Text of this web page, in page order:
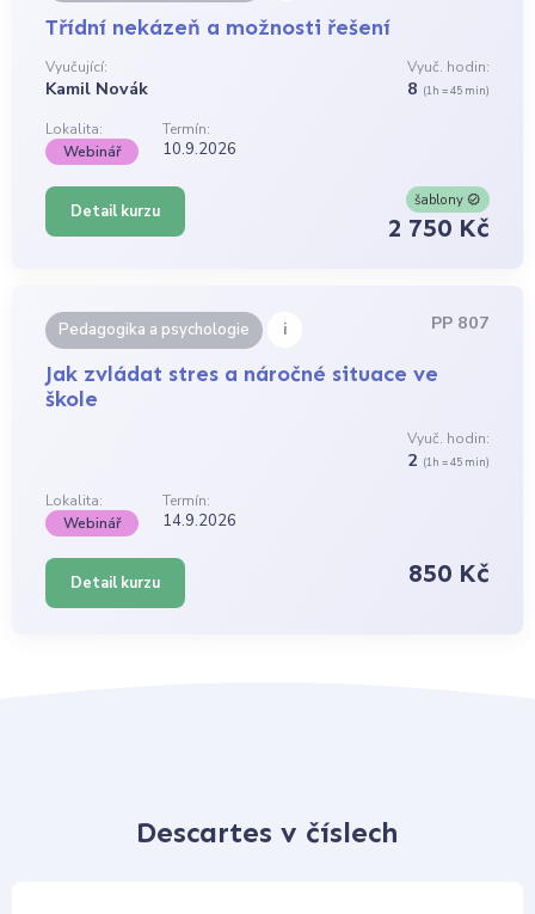
Třídní nekázeň a možnosti řešení
Vyučující:
Kamil Novák
Vyuč. hodin:
8 (1h = 45 min)
Lokalita:
Termín:
Webinář
10.9.2026
Detail kurzu
šablony
2 750 Kč
Pedagogika a psychologie i PP 807
Jak zvládat stres a náročné situace ve
škole
Vyuč. hodin:
2 (1h = 45 min)
Lokalita:
Termín:
Webinář
14.9.2026
Detail kurzu 850 Kč
Descartes v číslech